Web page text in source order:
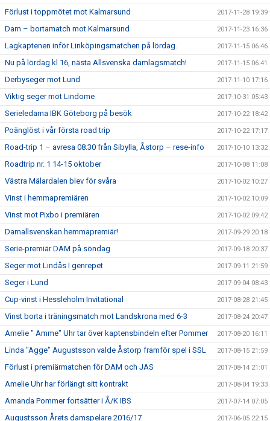
Förlust i toppmötet mot Kalmarsund 2017-11-28 19:39
Dam – bortamatch mot Kalmarsund 2017-11-23 16:36
Lagkaptenen inför Linköpingsmatchen på lördag. 2017-11-15 06:46
Nu på lördag kl 16, nästa Allsvenska damlagsmatch! 2017-11-15 06:41
Derbyseger mot Lund 2017-11-10 17:16
Viktig seger mot Lindome 2017-10-31 05:43
Serieledarna IBK Göteborg på besök 2017-10-22 18:42
Poänglöst i vår första road trip 2017-10-22 17:17
Road-trip 1 – avresa 08.30 från Sibylla, Åstorp – rese-info 2017-10-10 13:32
Roadtrip nr. 1 14-15 oktober 2017-10-08 11:08
Västra Mälardalen blev för svåra 2017-10-02 10:27
Vinst i hemmapremiären 2017-10-02 10:09
Vinst mot Pixbo i premiären 2017-10-02 09:42
Damallsvenskan hemmapremiär! 2017-09-29 20:18
Serie-premiär DAM på söndag 2017-09-18 20:37
Seger mot Lindås I genrepet 2017-09-11 21:59
Seger i Lund 2017-09-04 08:43
Cup-vinst i Hessleholm Invitational 2017-08-28 21:45
Vinst borta i träningsmatch mot Landskrona med 6-3 2017-08-24 20:47
Amelie " Amme" Uhr tar över kaptensbindeln efter Pommer 2017-08-20 16:11
Linda "Agge" Augustsson valde Åstorp framför spel i SSL 2017-08-15 21:59
Förlust i premiärmatchen för DAM och JAS 2017-08-14 21:01
Amelie Uhr har förlängt sitt kontrakt 2017-08-04 19:33
Amanda Pommer fortsätter i Å/K IBS 2017-07-14 07:05
Augustsson Årets damspelare 2016/17 2017-06-05 22:15